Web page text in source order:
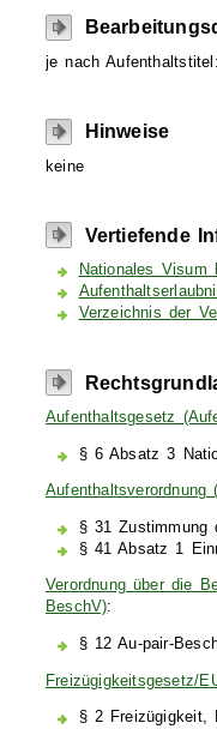
je nach
Hinweise
keine
Vertiefende
Nationales Visum
Verzeichnis der
Aufenthaltsgesetz
§ 6 Absatz 3
Aufenthaltsverordnung
§ 31 Zustimmung
§ 41 Absatz 1
Verordnung über die
BeschV):
§ 12 Au-pair-
Freizügigkeitsgesetz/
§ 2 Freizügigkeit,